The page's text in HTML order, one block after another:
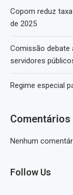
Copom reduz
de 2025
Comissão debate
servidores
Regime especial
Comentários
Nenhum
Follow Us